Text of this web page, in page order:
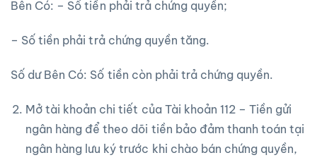
Bên Có: – Số tiền phải trả chứng quyền;
– Số tiền phải trả chứng quyền tăng.
Số dư Bên Có: Số tiền còn phải trả chứng quyền.
Mở tài khoản chi tiết của Tài khoản 112 – Tiền gửi
ngân hàng để theo dõi tiền bảo đảm thanh toán tại
ngân hàng lưu ký trước khi chào bán chứng quyền,